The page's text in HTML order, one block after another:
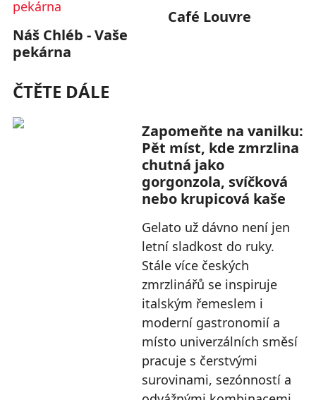
Náš Chléb - Vaše
pekárna
Café Louvre
ČTĚTE DÁLE
Zapomeňte na vanilku:
Pět míst, kde zmrzlina
chutná jako
gorgonzola, svíčková
nebo krupicová kaše
Gelato už dávno není jen
letní sladkost do ruky.
Stále více českých
zmrzlinářů se inspiruje
italským řemeslem i
moderní gastronomií a
místo univerzálních směsí
pracuje s čerstvými
surovinami, sezónností a